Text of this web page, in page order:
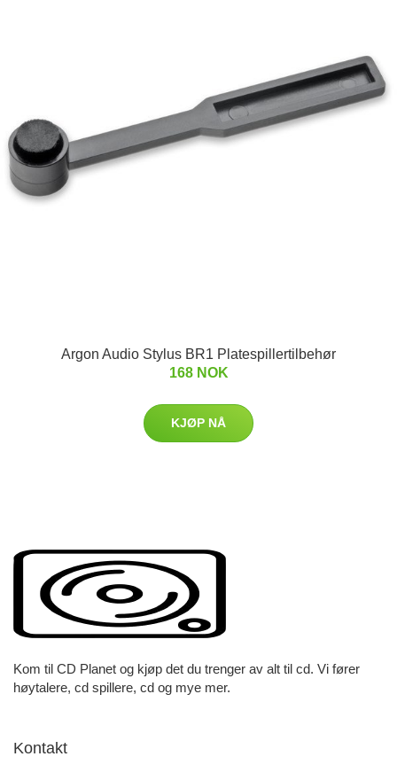
Argon Audio Stylus BR1 Platespillertilbehør
168 NOK
KJØP NÅ
Kom til CD Planet og kjøp det du trenger av alt til cd. Vi fører
høytalere, cd spillere, cd og mye mer.
Kontakt